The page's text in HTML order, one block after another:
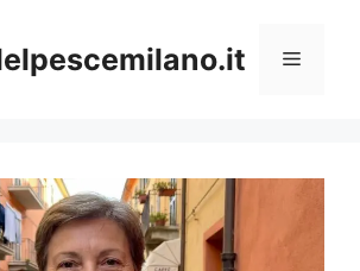
Menu